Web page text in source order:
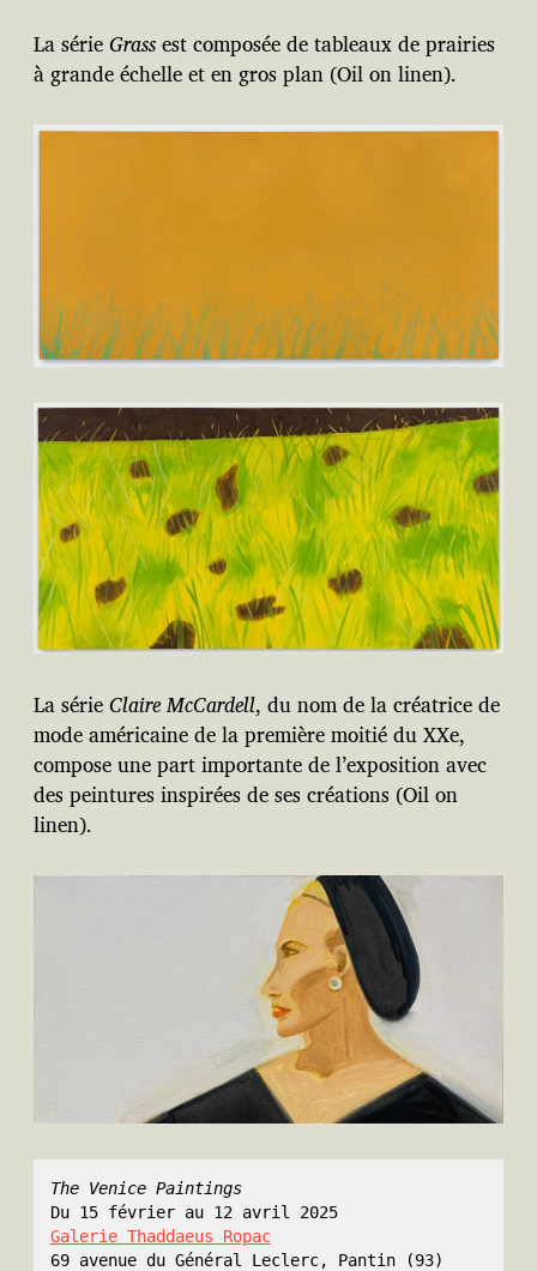
La sérieGrassest composée de tableaux de prairies
à grande échelle et en gros plan (Oil on linen).
La sérieClaire McCardell, du nom de la créatrice de
mode américaine de la première moitié du XXe,
compose une part importante de l’exposition avec
des peintures inspirées de ses créations (Oil on
linen).
The Venice Paintings
Du 15 février au 12 avril 2025
Galerie Thaddaeus Ropac
69 avenue du Général Leclerc, Pantin (93)